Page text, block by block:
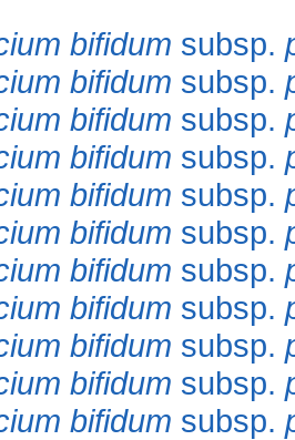
bifidum subsp.
bifidum subsp.
bifidum subsp.
bifidum subsp.
bifidum subsp.
bifidum subsp.
bifidum subsp.
bifidum subsp.
bifidum subsp.
bifidum subsp.
bifidum subsp.